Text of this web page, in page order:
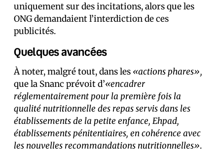
uniquement sur des incitations, alors que les
ONG demandaient l’interdiction de ces
publicités.
Quelques avancées
À noter, malgré tout, dans les «actions phares»,
que la Snanc prévoit d’«encadrer
réglementairement pour la première fois la
qualité nutritionnelle des repas servis dans les
établissements de la petite enfance, Ehpad,
établissements pénitentiaires, en cohérence avec
les nouvelles recommandations nutritionnelles».